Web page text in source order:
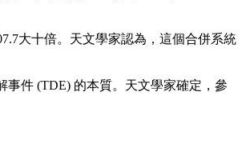
大十倍。天文學家認為，這個合併系統
事件 (TDE) 的本質。天文學家確定，參